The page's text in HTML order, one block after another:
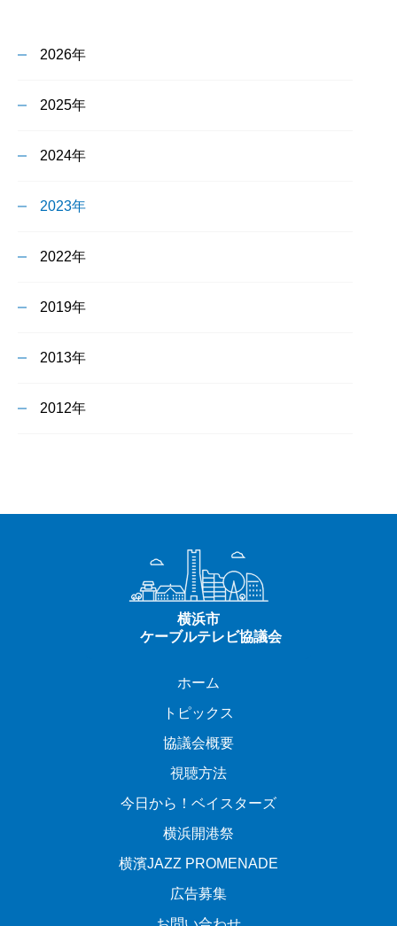
2026年
2025年
2024年
2023年
2022年
2019年
2013年
2012年
ホーム
トピックス
協議会概要
視聴方法
今日から！ベイスターズ
横浜開港祭
横濱JAZZ PROMENADE
広告募集